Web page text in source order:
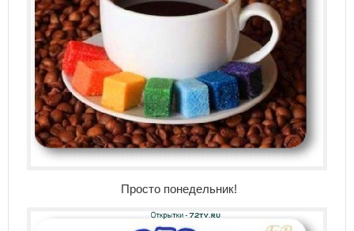
Просто понедельник!